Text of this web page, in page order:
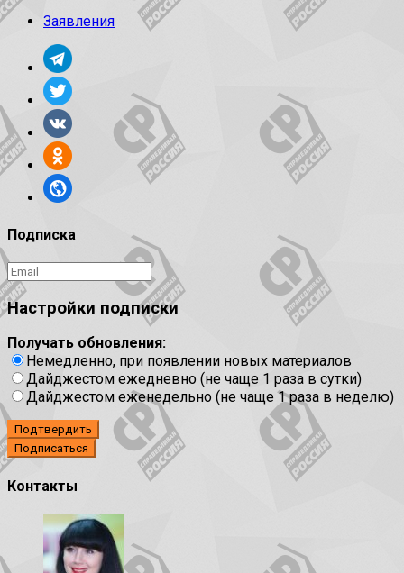
Заявления
Подписка
Настройки подписки
Получать обновления:
Немедленно, при появлении новых материалов
Дайджестом ежедневно (не чаще 1 раза в сутки)
Дайджестом еженедельно (не чаще 1 раза в неделю)
Подтвердить
Контакты